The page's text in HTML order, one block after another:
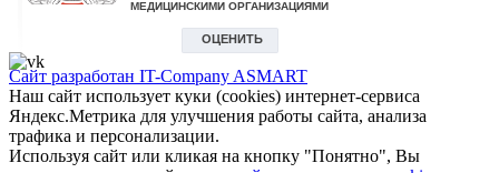
Сайт разработан IT-Company ASMART
Наш сайт использует куки (cookies) интернет-сервиса
Яндекс.Метрика для улучшения работы сайта, анализа
трафика и персонализации.
Используя сайт или кликая на кнопку "Понятно", Вы